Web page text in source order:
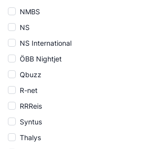
NMBS
NS
NS International
ÖBB Nightjet
Qbuzz
R-net
RRReis
Syntus
Thalys